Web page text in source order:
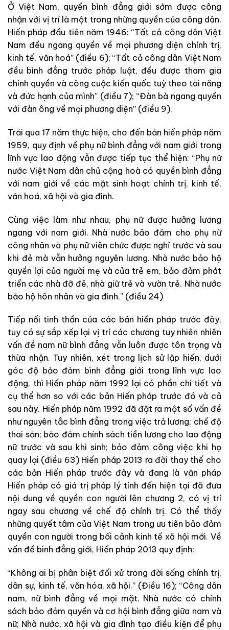
Ở Việt Nam, quyền bình đẳng giới sớm được công
nhận với vị trí là một trong những quyền của công dân.
Hiến pháp đầu tiên năm 1946: “Tất cả công dân Việt
Nam đều ngang quyền về mọi phương diện chính trị,
kinh tế, văn hoá” (điều 6); “Tất cả công dân Việt Nam
đều bình đẳng trước pháp luật, đều được tham gia
chính quyền và công cuộc kiến quốc tuỳ theo tài năng
và đức hạnh của mình” (điều 7); “Đàn bà ngang quyền
với đàn ông về mọi phương diện” (điều 9).
Trải qua 17 năm thực hiện, cho đến bản hiến pháp năm
1959, quy định về phụ nữ bình đẳng với nam giới trong
lĩnh vực lao động vẫn được tiếp tục thể hiện: “Phụ nữ
nước Việt Nam dân chủ cộng hoà có quyền bình đẳng
với nam giới về các mặt sinh hoạt chính trị, kinh tế,
văn hoá, xã hội và gia đình.
Cùng việc làm như nhau, phụ nữ được hưởng lương
ngang với nam giới. Nhà nước bảo đảm cho phụ nữ
công nhân và phụ nữ viên chức được nghỉ trước và sau
khi đẻ mà vẫn hưởng nguyên lương. Nhà nước bảo hộ
quyền lợi của người mẹ và của trẻ em, bảo đảm phát
triển các nhà đỡ đẻ, nhà giữ trẻ và vườn trẻ. Nhà nước
bảo hộ hôn nhân và gia đình.” (điều 24)
Tiếp nối tinh thần của các bản hiến pháp trước đây,
tuy có sự sắp xếp lại vị trí các chương tuy nhiên nhiên
vấn đề nam nữ bình đẳng vẫn luôn được tôn trọng và
thừa nhận. Tuy nhiên, xét trong lịch sử lập hiến, dưới
góc độ bảo đảm bình đẳng giới trong lĩnh vực lao
động, thì Hiến pháp năm 1992 lại có phần chi tiết và
cụ thể hơn so với các bản Hiến pháp trước đó và cả
sau này. Hiến pháp năm 1992 đã đặt ra một số vấn đề
như nguyên tắc bình đẳng trong việc trả lương; chế độ
thai sản; bảo đảm chính sách tiền lương cho lao động
nữ trước và sau khi sinh; bảo đảm công việc khi họ
quay lại (điều 63) Hiến pháp 2013 ra đời thay thế cho
các bản Hiến pháp trước đây và đang là văn pháp
Hiến pháp có giá trị pháp lý tính đến hiện tại đã đưa
nội dung về quyền con người lên chương 2, có vị trí
ngay sau chương về chế độ chính trị. Có thể thấy
những quyết tâm của Việt Nam trong ưu tiên bảo đảm
quyền con người trong bối cảnh kinh tế xã hội mới. Về
vấn đề bình đẳng giới, Hiến pháp 2013 quy định:
“Không ai bị phân biệt đối xử trong đời sống chính trị,
dân sự, kinh tế, văn hóa, xã hội.” (Điều 16); “Công dân
nam, nữ bình đẳng về mọi mặt. Nhà nước có chính
sách bảo đảm quyền và cơ hội bình đẳng giữa nam và
nữ; Nhà nước, xã hội và gia đình tạo điều kiện để phụ